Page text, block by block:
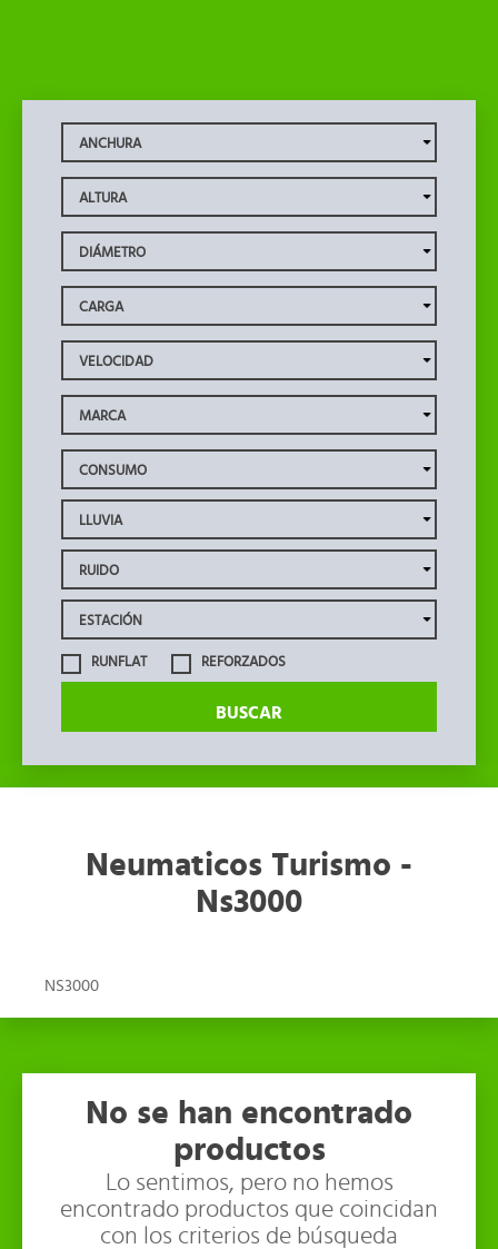
RUNFLAT REFORZADOS
BUSCAR
Neumaticos Turismo -
Ns3000
NS3000
No se han encontrado
productos
Lo sentimos, pero no hemos
encontrado productos que coincidan
con los criterios de búsqueda